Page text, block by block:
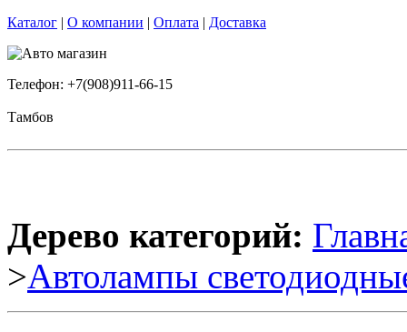
Каталог | О компании | Оплата | Доставка
Телефон: +7(908)911-66-15
Тамбов
Дерево категорий:
>Автолампы